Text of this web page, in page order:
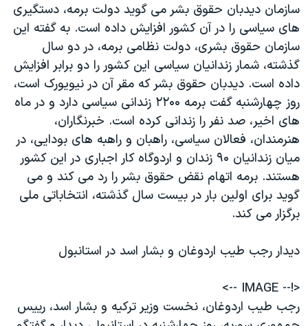
سازمان دیدبان حقوق بشر می گوید دولت برمه، دستگیری
های سیاسی را در آن کشور افزایش داده است. به گفته این
سازمان حقوق بشری، دولت نظامی برمه، در دو سال
گذشته، شمار زندانیان سیاسی این کشور را دو برابر افزایش
داده است. دیدبان حقوق بشر که مقر آن در نیویورک است،
روز چهارشنبه گفت برمه ۲۲۰۰ زندانی سیاسی دارد و در ماه
های اخیر، صد نفر را زندانی کرده است. خبرنگاران،
هنرمندان، فعالان سیاسی، راهبان و راهبه های بودایی، در
میان زندانیان ۹۰ زندان و اردوگاه کار اجباری در این کشور
هستند. برمه اتهام نقض حقوق بشر را رد می کند و می
گوید برای اولین بار در بیست سال گذشته، انتخاباتی ملی
برگزار می کند.
ديدار رجب طیب اردوغان و بشار اسد در استانبول
<!-- IMAGE -->
رجب طیب اردوغان، نخست وزیر ترکیه و بشار اسد، رییس